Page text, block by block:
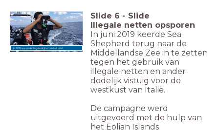
In 2019 waren de illegale drijfnetten het doel.
Slide 6 - Slide
Illegale netten opsporen
In juni 2019 keerde Sea
Shepherd terug naar de
Middellandse Zee in te zetten
tegen het gebruik van
illegale netten en ander
dodelijk vistuig voor de
westkust van Italië.
De campagne werd
uitgevoerd met de hulp van
het Eolian Islands